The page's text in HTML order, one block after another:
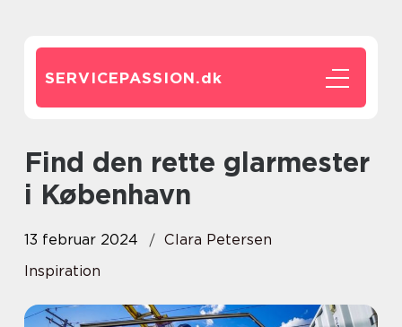
SERVICEPASSION.dk
Find den rette glarmester
i København
13 februar 2024
Clara Petersen
Inspiration